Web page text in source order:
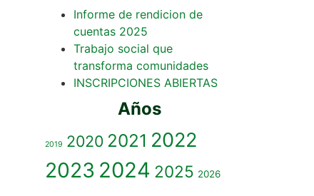
Informe de rendicion de
cuentas 2025
Trabajo social que
transforma comunidades
INSCRIPCIONES ABIERTAS
Años
2019 2020 2021 2022
2023 2024 2025 2026